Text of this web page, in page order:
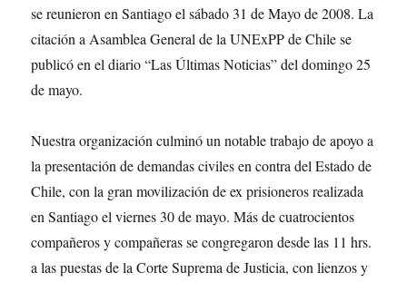
se reunieron en Santiago el sábado 31 de Mayo de 2008. La
citación a Asamblea General de la UNExPP de Chile se
publicó en el diario “Las Últimas Noticias” del domingo 25
de mayo.
Nuestra organización culminó un notable trabajo de apoyo a
la presentación de demandas civiles en contra del Estado de
Chile, con la gran movilización de ex prisioneros realizada
en Santiago el viernes 30 de mayo. Más de cuatrocientos
compañeros y compañeras se congregaron desde las 11 hrs.
a las puestas de la Corte Suprema de Justicia, con lienzos y